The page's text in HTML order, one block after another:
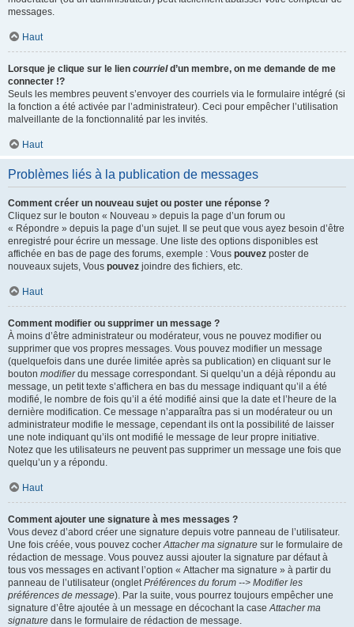
messages.
Haut
Lorsque je clique sur le lien courrield’un membre, on me demande de me
connecter !?
Seuls les membres peuvent s’envoyer des courriels via le formulaire intégré (si
la fonction a été activée par l’administrateur). Ceci pour empêcher l’utilisation
malveillante de la fonctionnalité par les invités.
Haut
Problèmes liés à la publication de messages
Comment créer un nouveau sujet ou poster une réponse ?
Cliquez sur le bouton « Nouveau » depuis la page d’un forum ou
« Répondre » depuis la page d’un sujet. Il se peut que vous ayez besoin d’être
enregistré pour écrire un message. Une liste des options disponibles est
affichée en bas de page des forums, exemple : Vous pouvez poster de
nouveaux sujets, Vous pouvez joindre des fichiers, etc.
Haut
Comment modifier ou supprimer un message ?
À moins d’être administrateur ou modérateur, vous ne pouvez modifier ou
supprimer que vos propres messages. Vous pouvez modifier un message
(quelquefois dans une durée limitée après sa publication) en cliquant sur le
bouton modifierdu message correspondant. Si quelqu’un a déjà répondu au
message, un petit texte s’affichera en bas du message indiquant qu’il a été
modifié, le nombre de fois qu’il a été modifié ainsi que la date et l’heure de la
dernière modification. Ce message n’apparaîtra pas si un modérateur ou un
administrateur modifie le message, cependant ils ont la possibilité de laisser
une note indiquant qu’ils ont modifié le message de leur propre initiative.
Notez que les utilisateurs ne peuvent pas supprimer un message une fois que
quelqu’un y a répondu.
Haut
Comment ajouter une signature à mes messages ?
Vous devez d’abord créer une signature depuis votre panneau de l’utilisateur.
Une fois créée, vous pouvez cocherAttacher ma signature sur le formulaire de
rédaction de message. Vous pouvez aussi ajouter la signature par défaut à
tous vos messages en activant l’option « Attacher ma signature » à partir du
panneau de l’utilisateur (ongletPréférences du forum --> Modifier les
préférences de message). Par la suite, vous pourrez toujours empêcher une
signature d’être ajoutée à un message en décochant la caseAttacher ma
signature dans le formulaire de rédaction de message.